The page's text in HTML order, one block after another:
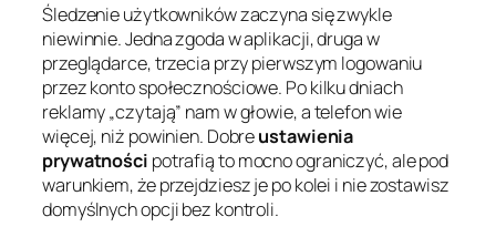
Śledzenie użytkowników zaczyna się zwykle
niewinnie. Jedna zgoda w aplikacji, druga w
przeglądarce, trzecia przy pierwszym logowaniu
przez konto społecznościowe. Po kilku dniach
reklamy „czytają” nam w głowie, a telefon wie
więcej, niż powinien. Dobreustawienia
prywatności potrafią to mocno ograniczyć, ale pod
warunkiem, że przejdziesz je po kolei i nie zostawisz
domyślnych opcji bez kontroli.